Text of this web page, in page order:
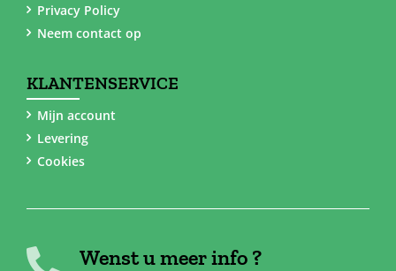
Privacy Policy
Neem contact op
KLANTENSERVICE
Mijn account
Levering
Cookies
Wenst u meer info ?